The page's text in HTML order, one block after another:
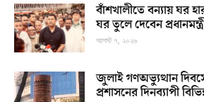
বাঁশখালীতে বন্যায় ঘর
ঘর তুলে দেবেন
আগস্ট ৭, ২০২৬
জুলাই গণঅভ্যুত্থান
প্রশাসনের দিনব্যাপী